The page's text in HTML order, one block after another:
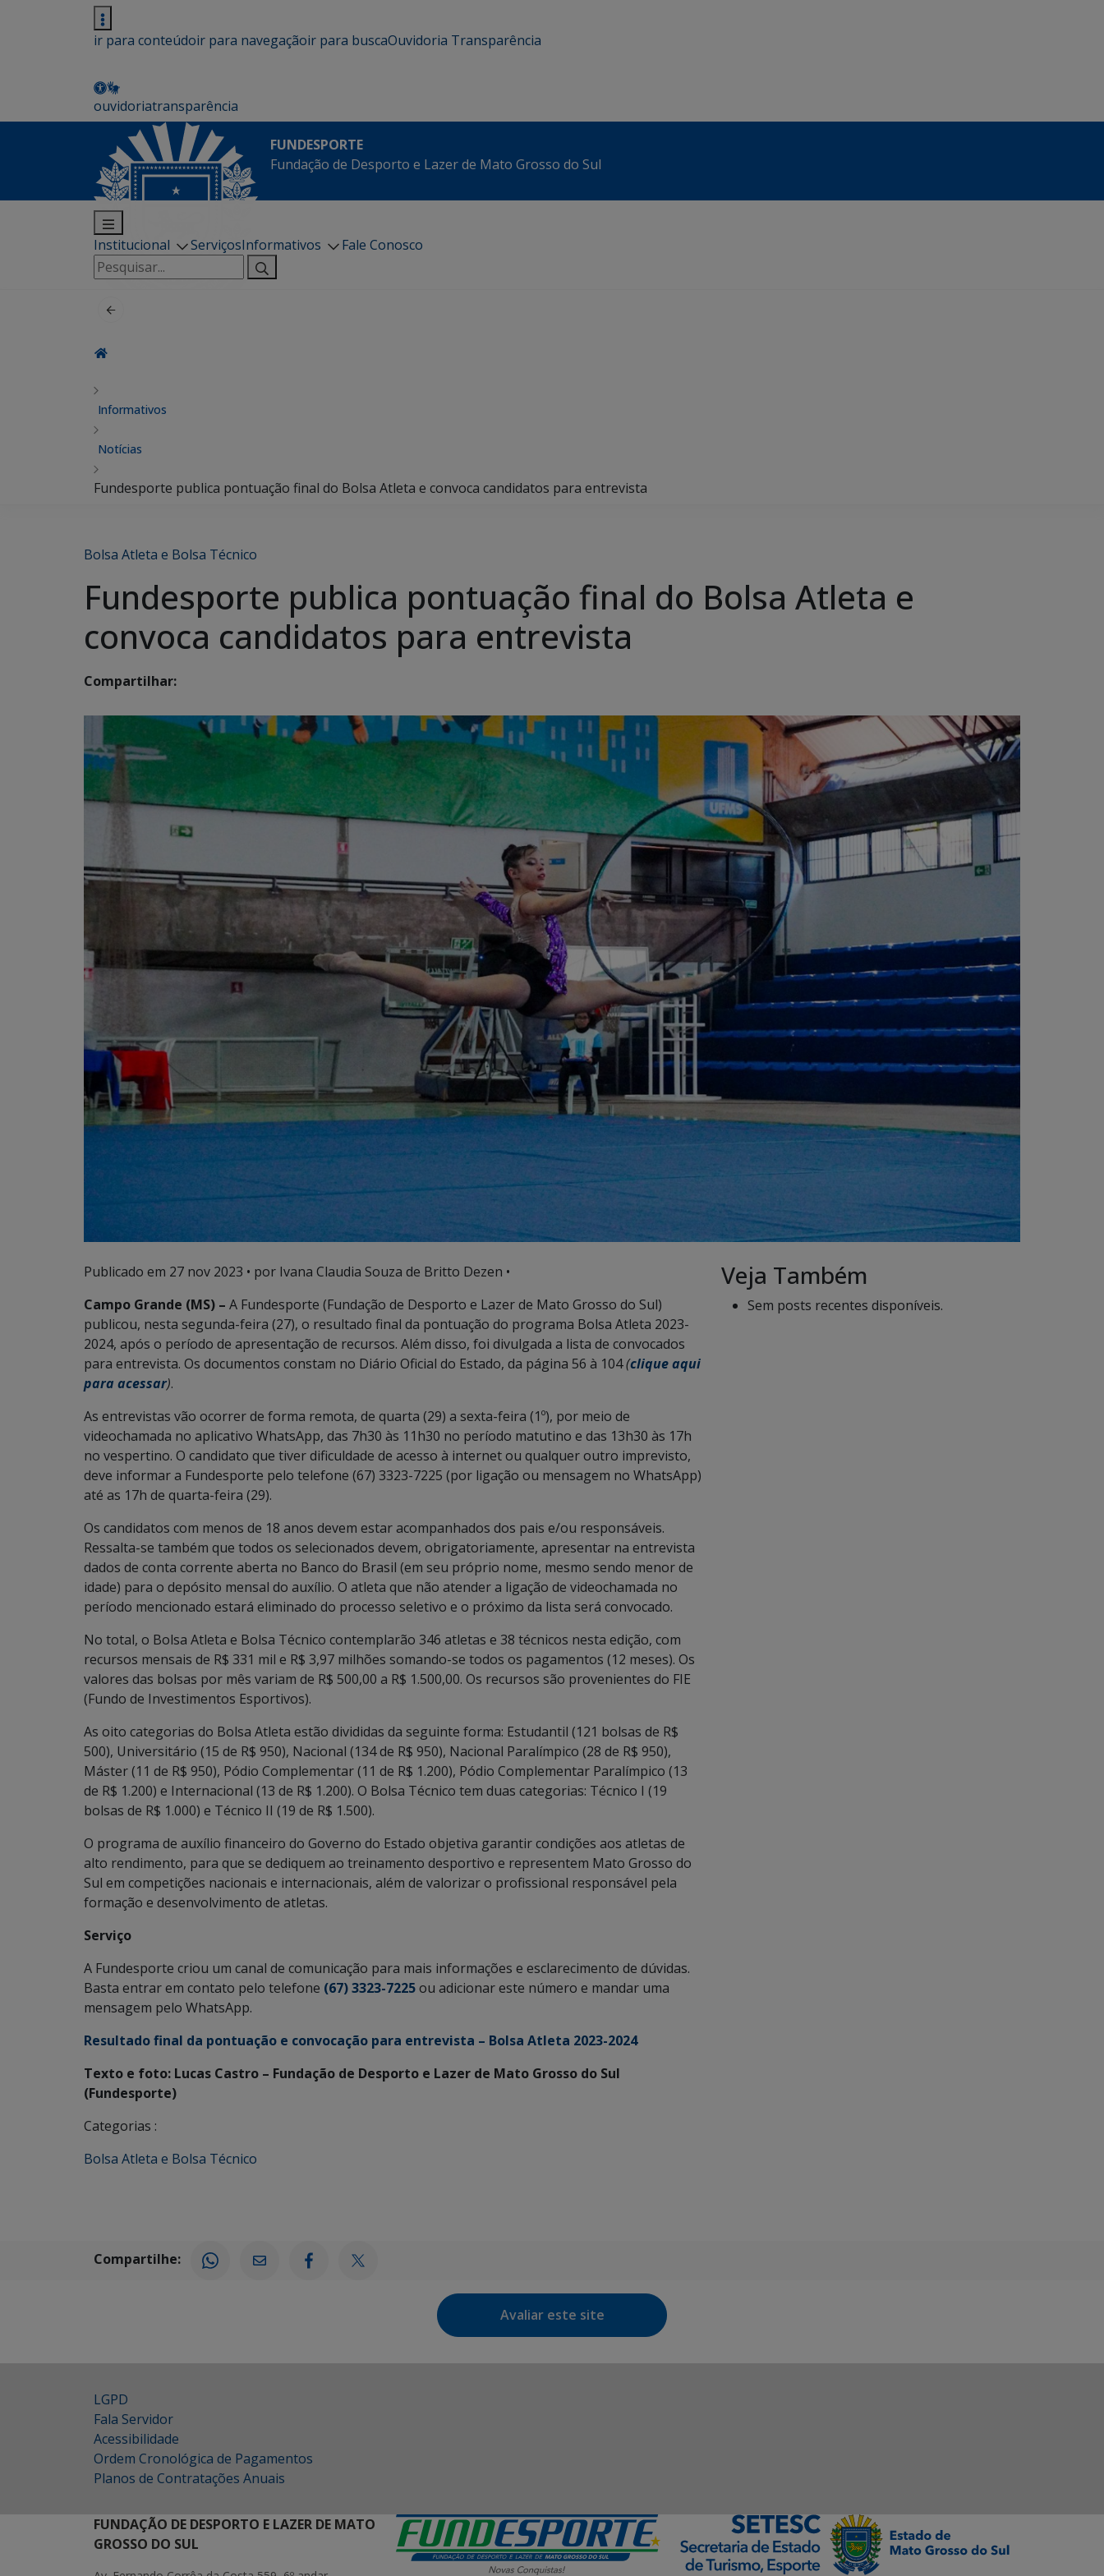
ir para conteúdoir para navegaçãoir para buscaOuvidoria Transparência
ouvidoriatransparência
FUNDESPORTE
Fundação de Desporto e Lazer de Mato Grosso do Sul
Institucional ServiçosInformativos
Fale Conosco
Pesquisar
por:
Informativos
Notícias
Fundesporte publica pontuação final do Bolsa Atleta e convoca candidatos para entrevista
Bolsa Atleta e Bolsa Técnico
Fundesporte publica pontuação final do Bolsa Atleta e
convoca candidatos para entrevista
Compartilhar:
Publicado em 27 nov 2023 • por Ivana Claudia Souza de Britto Dezen •
Campo Grande (MS) – A Fundesporte (Fundação de Desporto e Lazer de Mato Grosso do Sul)
publicou, nesta segunda-feira (27), o resultado final da pontuação do programa Bolsa Atleta 2023-
2024, após o período de apresentação de recursos. Além disso, foi divulgada a lista de convocados
para entrevista. Os documentos constam no Diário Oficial do Estado, da página 56 à 104(clique aqui
para acessar).
As entrevistas vão ocorrer de forma remota, de quarta (29) a sexta-feira (1º), por meio de
videochamada no aplicativo WhatsApp, das 7h30 às 11h30 no período matutino e das 13h30 às 17h
no vespertino. O candidato que tiver dificuldade de acesso à internet ou qualquer outro imprevisto,
deve informar a Fundesporte pelo telefone (67) 3323-7225 (por ligação ou mensagem no WhatsApp)
até as 17h de quarta-feira (29).
Os candidatos com menos de 18 anos devem estar acompanhados dos pais e/ou responsáveis.
Ressalta-se também que todos os selecionados devem, obrigatoriamente, apresentar na entrevista
dados de conta corrente aberta no Banco do Brasil (em seu próprio nome, mesmo sendo menor de
idade) para o depósito mensal do auxílio. O atleta que não atender a ligação de videochamada no
período mencionado estará eliminado do processo seletivo e o próximo da lista será convocado.
No total, o Bolsa Atleta e Bolsa Técnico contemplarão 346 atletas e 38 técnicos nesta edição, com
recursos mensais de R$ 331 mil e R$ 3,97 milhões somando-se todos os pagamentos (12 meses). Os
valores das bolsas por mês variam de R$ 500,00 a R$ 1.500,00. Os recursos são provenientes do FIE
(Fundo de Investimentos Esportivos).
As oito categorias do Bolsa Atleta estão divididas da seguinte forma: Estudantil (121 bolsas de R$
500), Universitário (15 de R$ 950), Nacional (134 de R$ 950), Nacional Paralímpico (28 de R$ 950),
Máster (11 de R$ 950), Pódio Complementar (11 de R$ 1.200), Pódio Complementar Paralímpico (13
de R$ 1.200) e Internacional (13 de R$ 1.200). O Bolsa Técnico tem duas categorias: Técnico I (19
bolsas de R$ 1.000) e Técnico II (19 de R$ 1.500).
O programa de auxílio financeiro do Governo do Estado objetiva garantir condições aos atletas de
alto rendimento, para que se dediquem ao treinamento desportivo e representem Mato Grosso do
Sul em competições nacionais e internacionais, além de valorizar o profissional responsável pela
formação e desenvolvimento de atletas.
Serviço
A Fundesporte criou um canal de comunicação para mais informações e esclarecimento de dúvidas.
Basta entrar em contato pelo telefone (67) 3323-7225ou adicionar este número e mandar uma
mensagem pelo WhatsApp.
Resultado final da pontuação e convocação para entrevista – Bolsa Atleta 2023-2024
Texto e foto: Lucas Castro – Fundação de Desporto e Lazer de Mato Grosso do Sul
(Fundesporte)
Categorias :
Bolsa Atleta e Bolsa Técnico
Veja Também
Sem posts recentes disponíveis.
Compartilhe:
Avaliar este site
LGPD
Fala Servidor
Acessibilidade
Ordem Cronológica de Pagamentos
Planos de Contratações Anuais
FUNDAÇÃO DE DESPORTO E LAZER DE MATO
GROSSO DO SUL